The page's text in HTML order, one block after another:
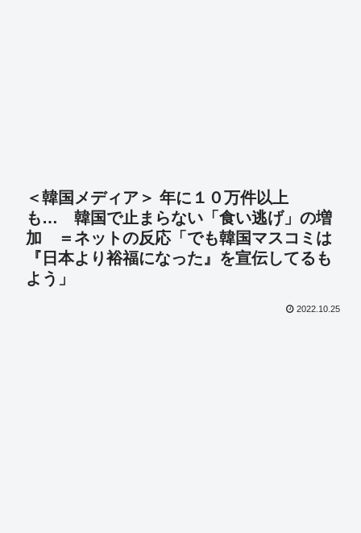
＜韓国メディア＞ 年に１０万件以上
も… 韓国で止まらない「食い逃げ」の増
加 ＝ネットの反応「でも韓国マスコミは
『日本より裕福になった』を宣伝してるも
よう」
2022.10.25